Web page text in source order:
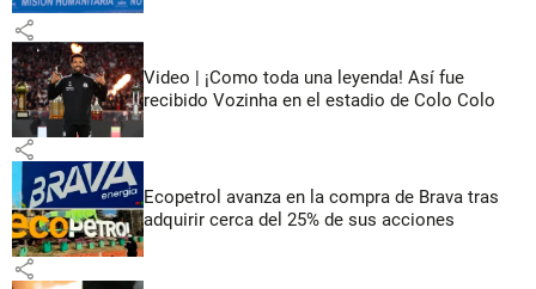
share
Video | ¡Como toda una leyenda! Así fue
recibido Vozinha en el estadio de Colo Colo
share
Ecopetrol avanza en la compra de Brava tras
adquirir cerca del 25% de sus acciones
share